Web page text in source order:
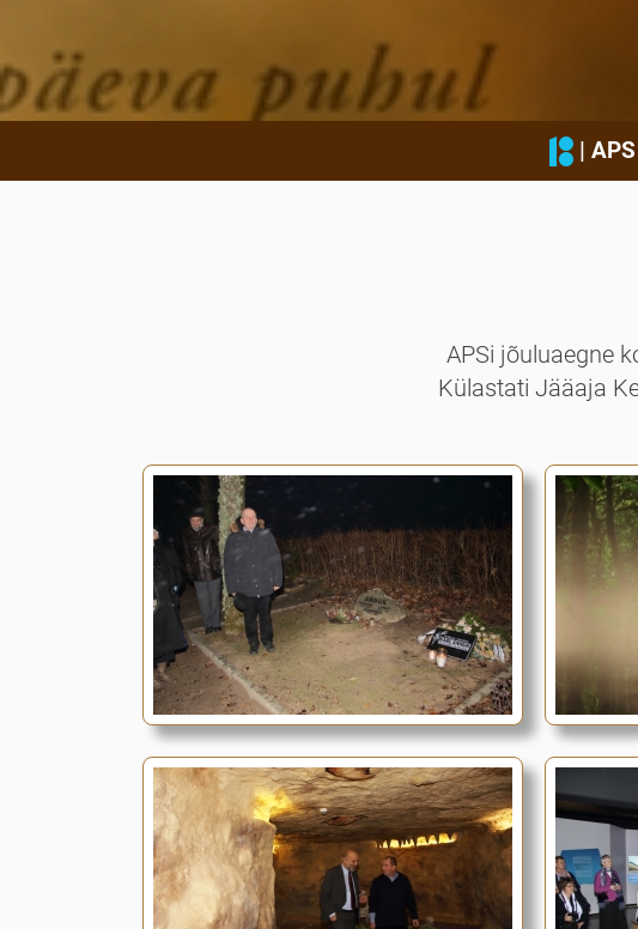
|
APSi jõuluaegne
Külastati Jääaja